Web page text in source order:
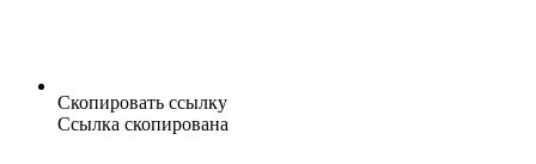
Скопировать ссылку
Ссылка скопирована